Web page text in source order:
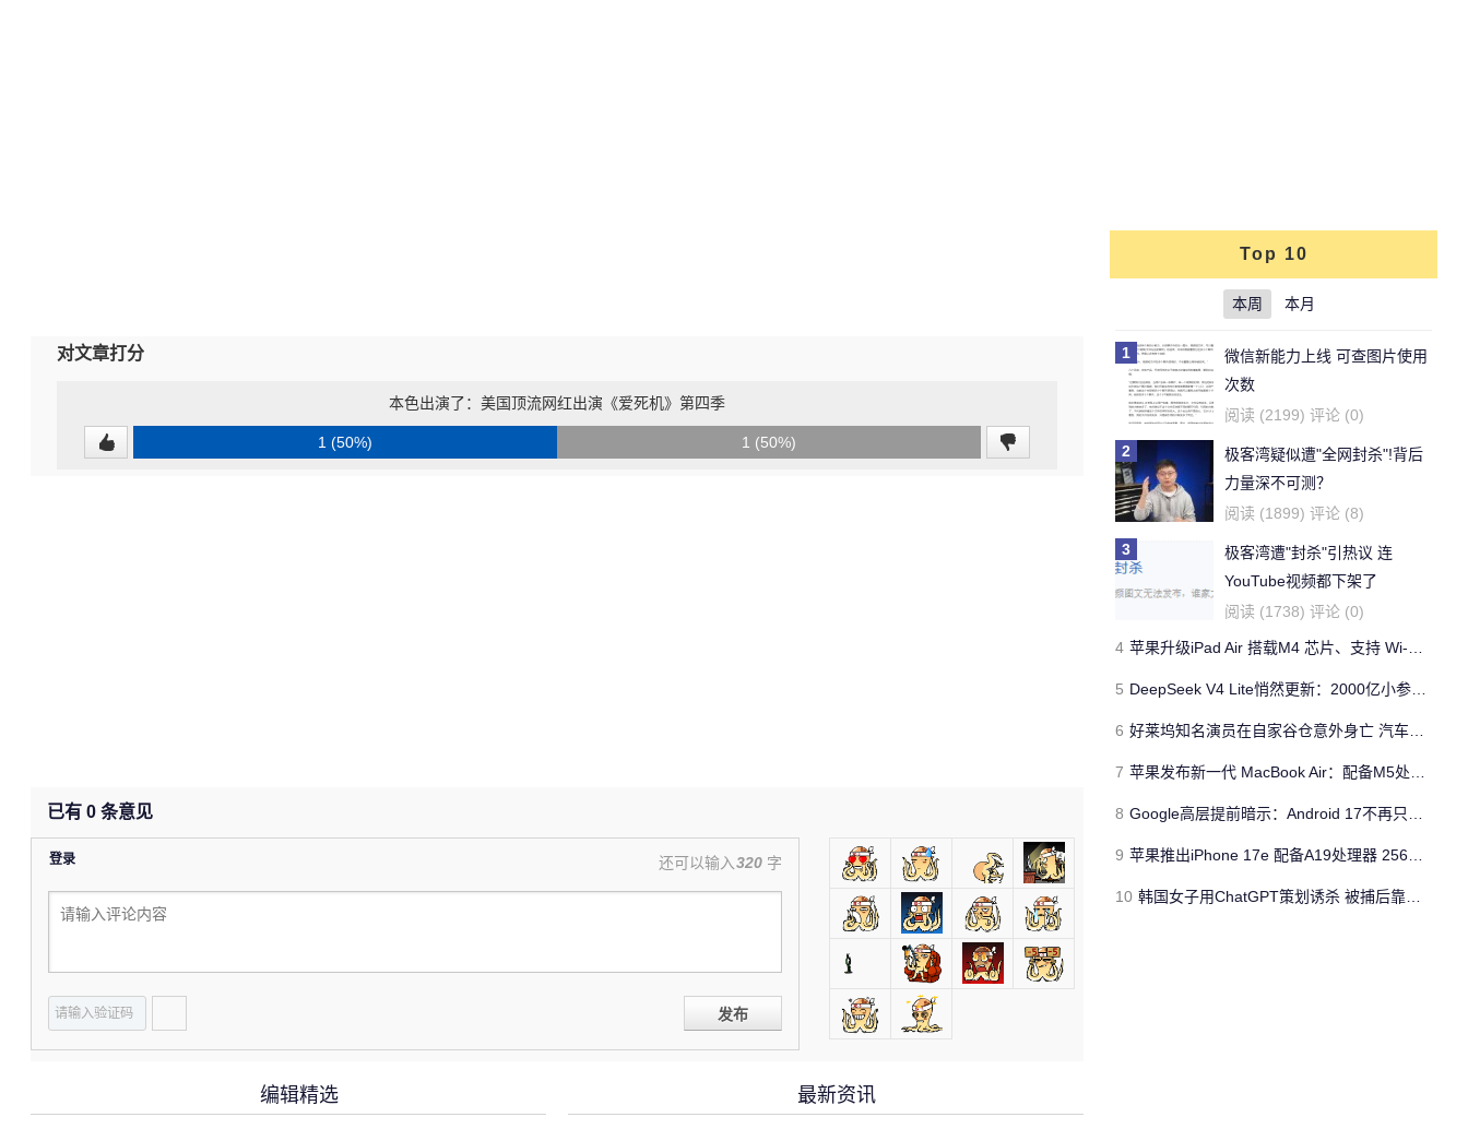
对文章打分
本色出演了：美国顶流网红出演《爱死机》第四季
1 (50%) 1 (50%)
已有 0 条意见
登录 还可以输入320 字
发布
最新资讯
编辑精选
Top 10
本周 本月
1
微信新能力上线 可查图片使用
次数
阅读 (2199) 评论 (0)
2
极客湾疑似遭"全网封杀"!背后
力量深不可测？
阅读 (1899) 评论 (8)
3
极客湾遭"封杀"引热议 连
YouTube视频都下架了
阅读 (1738) 评论 (0)
4 苹果升级iPad Air 搭载M4 芯片、支持 Wi‑Fi 7 售价不变
5 DeepSeek V4 Lite悄然更新：2000亿小参数性能逼近美国顶流
6 好莱坞知名演员在自家谷仓意外身亡 汽车搭电时突然自燃
7 苹果发布新一代 MacBook Air：配备M5处理器 性能、存储与 AI 全面升级 ​
8 Google高层提前暗示：Android 17不再只是操作系统
9 苹果推出iPhone 17e 配备A19处理器 256GB容量起步 刘海屏依旧
10 韩国女子用ChatGPT策划诱杀 被捕后靠清纯颜值粉丝暴涨50倍